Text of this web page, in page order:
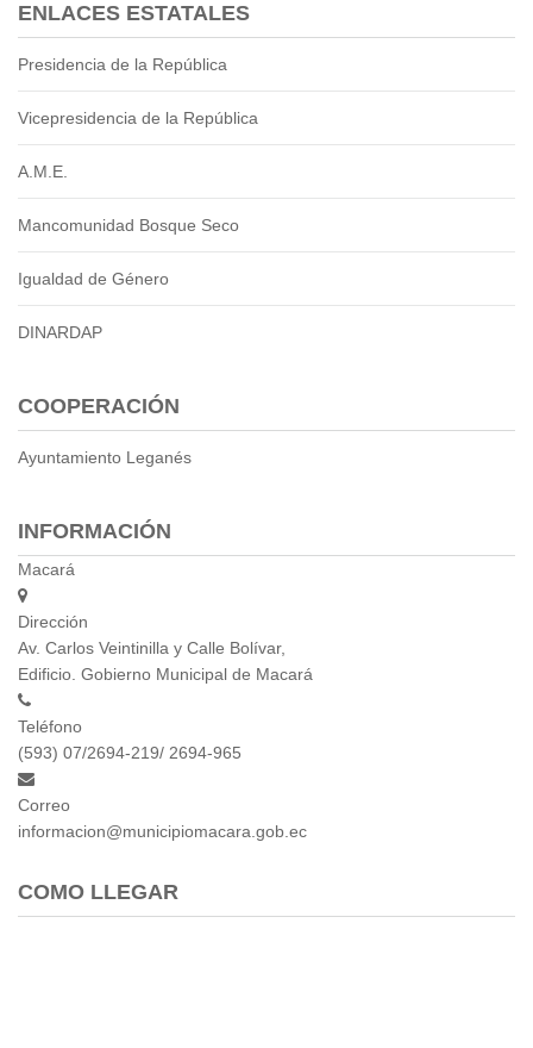
ENLACES ESTATALES
Presidencia de la República
Vicepresidencia de la República
A.M.E.
Mancomunidad Bosque Seco
Igualdad de Género
DINARDAP
COOPERACIÓN
Ayuntamiento Leganés
INFORMACIÓN
Macará
Dirección
Av. Carlos Veintinilla y Calle Bolívar,
Edificio. Gobierno Municipal de Macará
Teléfono
(593) 07/2694-219/ 2694-965
Correo
informacion@municipiomacara.gob.ec
COMO LLEGAR